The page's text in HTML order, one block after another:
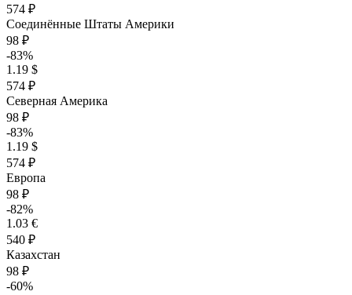
574 ₽
Соединённые Штаты Америки
98 ₽
-83%
1.19 $
574 ₽
Северная Америка
98 ₽
-83%
1.19 $
574 ₽
Европа
98 ₽
-82%
1.03 €
540 ₽
Казахстан
98 ₽
-60%